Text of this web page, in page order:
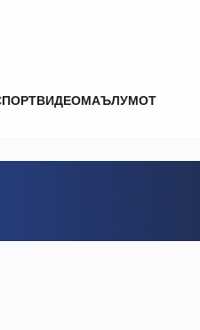
ВИДЕОМАЪЛУМОТ